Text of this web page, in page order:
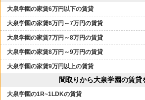
大泉学園の家賃6万円以下の賃貸
大泉学園の家賃6万円～7万円の賃貸
大泉学園の家賃7万円～8万円の賃貸
大泉学園の家賃8万円～9万円の賃貸
大泉学園の家賃9万円以上の賃貸
間取りから大泉学園の賃貸
大泉学園の1R~1LDKの賃貸